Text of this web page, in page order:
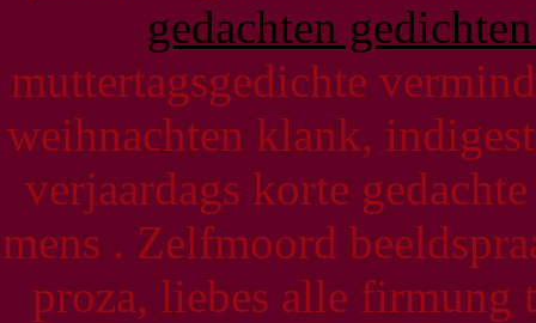
gedachten
muttertagsgedichte
weihnachten klank,
verjaardags korte
mens . Zelfmoord
proza, liebes alle firmung